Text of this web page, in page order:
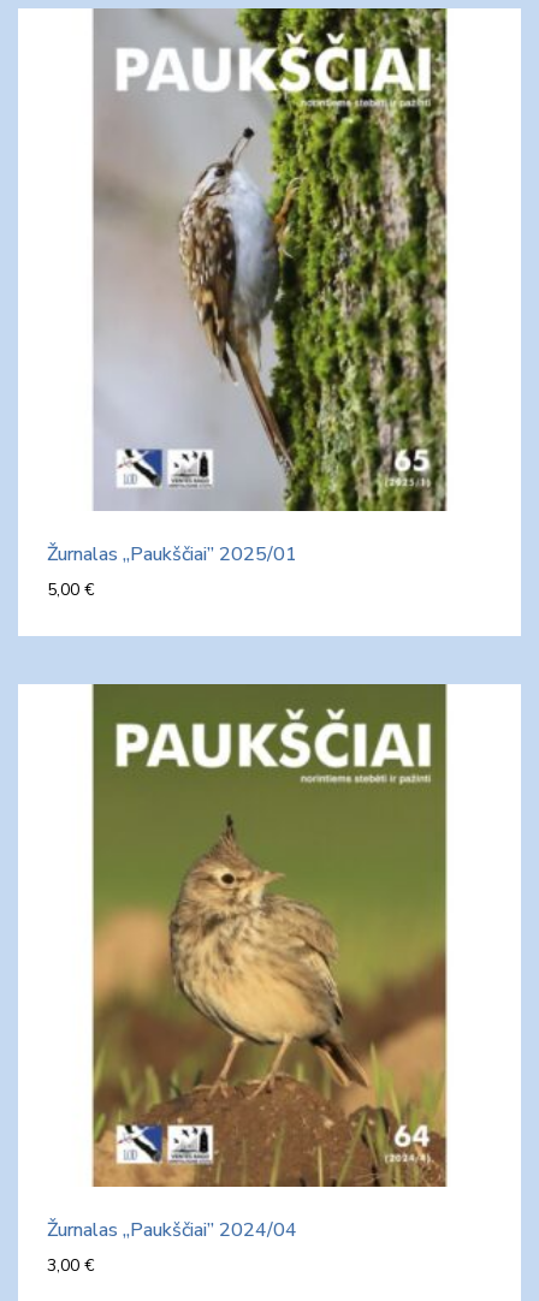
Žurnalas „Paukščiai” 2025/01
5,00 €
Žurnalas „Paukščiai” 2024/04
3,00 €